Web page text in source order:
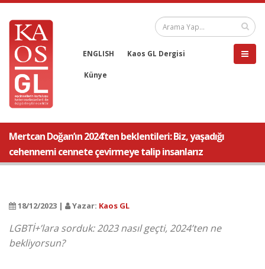
ENGLISH Kaos GL Dergisi
Künye
Mertcan Doğan’ın 2024’ten beklentileri: Biz, yaşadığı
cehennemi cennete çevirmeye talip insanlarız
18/12/2023 | Yazar: Kaos GL
LGBTİ+’lara sorduk: 2023 nasıl geçti, 2024’ten ne
bekliyorsun?